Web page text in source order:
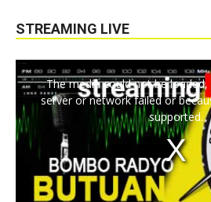
STREAMING LIVE
The media could not be
server or network failed or
supported.